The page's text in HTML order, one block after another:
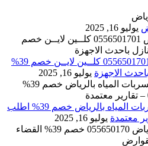
يوليو 16, 2025
شركة تنظيف بالرياض 0556501701 كلــين لايــن خصم 39%
الاجهزة يوليو 16, 2025
افضل شركة كشف تسربات المياه بالرياض خصم 39% اطلب
يوليو 16, 2025